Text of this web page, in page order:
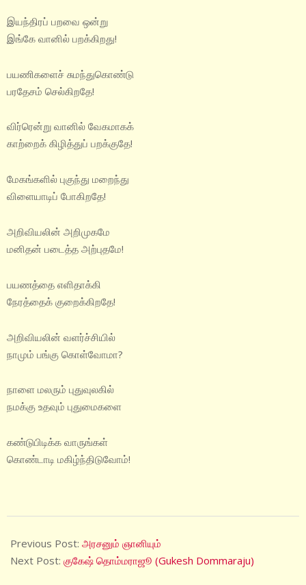
இயந்திரப் பறவை ஒன்று
இங்கே வானில் பறக்கிறது!
பயணிகளைச் சுமந்துகொண்டு
பரதேசம் செல்கிறதே!
விர்ரென்று வானில் வேகமாகக்
காற்றைக் கிழித்துப் பறக்குதே!
மேகங்களில் புகுந்து மறைந்து
விளையாடிப் போகிறதே!
அறிவியலின் அறிமுகமே
மனிதன் படைத்த அற்புதமே!
பயணத்தை எளிதாக்கி
நேரத்தைக் குறைக்கிறதே!
அறிவியலின் வளர்ச்சியில்
நாமும் பங்கு கொள்வோமா?
நாளை மலரும் புதுவுலகில்
நமக்கு உதவும் புதுமைகளை
கண்டுபிடிக்க வாருங்கள்
கொண்டாடி மகிழ்ந்திடுவோம்!
01-
15
Previous Post: அரசனும் ஞானியும்
Next Post: குகேஷ் தொம்மராஜூ (Gukesh Dommaraju)